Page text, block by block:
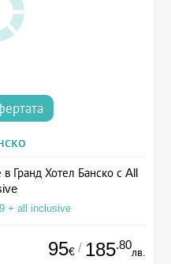
Гранд Хотел Банско с All
+ all inclusive
95€ / 185.80
лв.